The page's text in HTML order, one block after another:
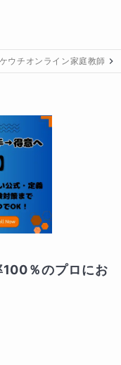
ウチオンライン家庭教師
100％のプロにお